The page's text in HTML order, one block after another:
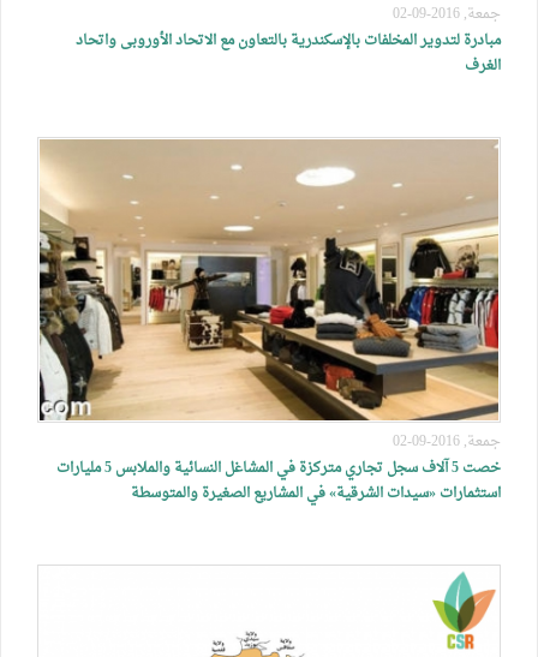
جمعة, 2016-09-02
مبادرة لتدوير المخلفات بالإسكندرية بالتعاون مع الاتحاد الأوروبى واتحاد
الغرف
جمعة, 2016-09-02
خصت 5 آلاف سجل تجاري متركزة في المشاغل النسائية والملابس 5 مليارات
استثمارات «سيدات الشرقية» في المشاريع الصغيرة والمتوسطة